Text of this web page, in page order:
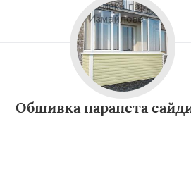
Обшивка парапета